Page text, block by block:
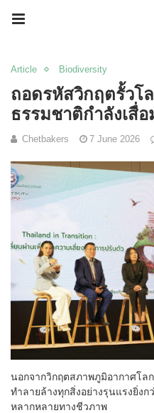
Article Biodiversity
ถอดรหัสวิกฤตรั้ว
ธรรมชาติกำลังเสื่
Chetbakers 7 June 2026
นอกจากวิกฤตสภาพภูมิอากาศโ
ทำลายล้างทุกสิ่งอย่างรุนแรงยิ่ง
หลากหลายทางชีวภาพ